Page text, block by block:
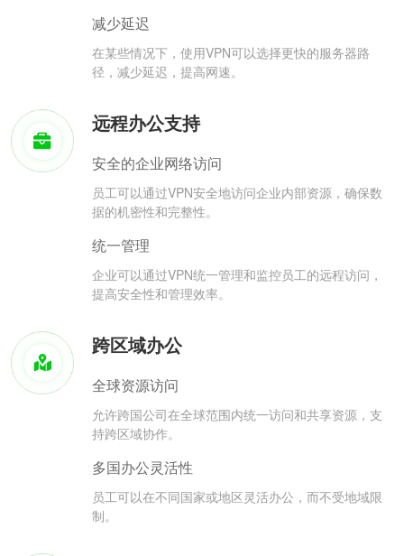
减少延迟
在某些情况下，使用VPN可以选择更快的服务器路
径，减少延迟，提高网速。
远程办公支持
安全的企业网络访问
员工可以通过VPN安全地访问企业内部资源，确保数
据的机密性和完整性。
统一管理
企业可以通过VPN统一管理和监控员工的远程访问，
提高安全性和管理效率。
跨区域办公
全球资源访问
允许跨国公司在全球范围内统一访问和共享资源，支
持跨区域协作。
多国办公灵活性
员工可以在不同国家或地区灵活办公，而不受地域限
制。